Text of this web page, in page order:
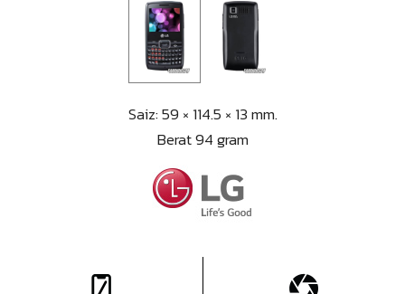
Saiz: 59 × 114.5 × 13 mm.
Berat 94 gram